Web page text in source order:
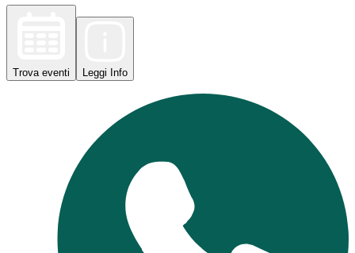
Trova eventi Leggi Info